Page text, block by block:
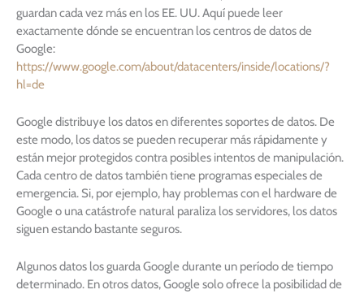
guardan cada vez más en los EE. UU. Aquí puede leer
exactamente dónde se encuentran los centros de datos de
Google:
https://www.google.com/about/datacenters/inside/locations/?
hl=de
Google distribuye los datos en diferentes soportes de datos. De
este modo, los datos se pueden recuperar más rápidamente y
están mejor protegidos contra posibles intentos de manipulación.
Cada centro de datos también tiene programas especiales de
emergencia. Si, por ejemplo, hay problemas con el hardware de
Google o una catástrofe natural paraliza los servidores, los datos
siguen estando bastante seguros.
Algunos datos los guarda Google durante un período de tiempo
determinado. En otros datos, Google solo ofrece la posibilidad de